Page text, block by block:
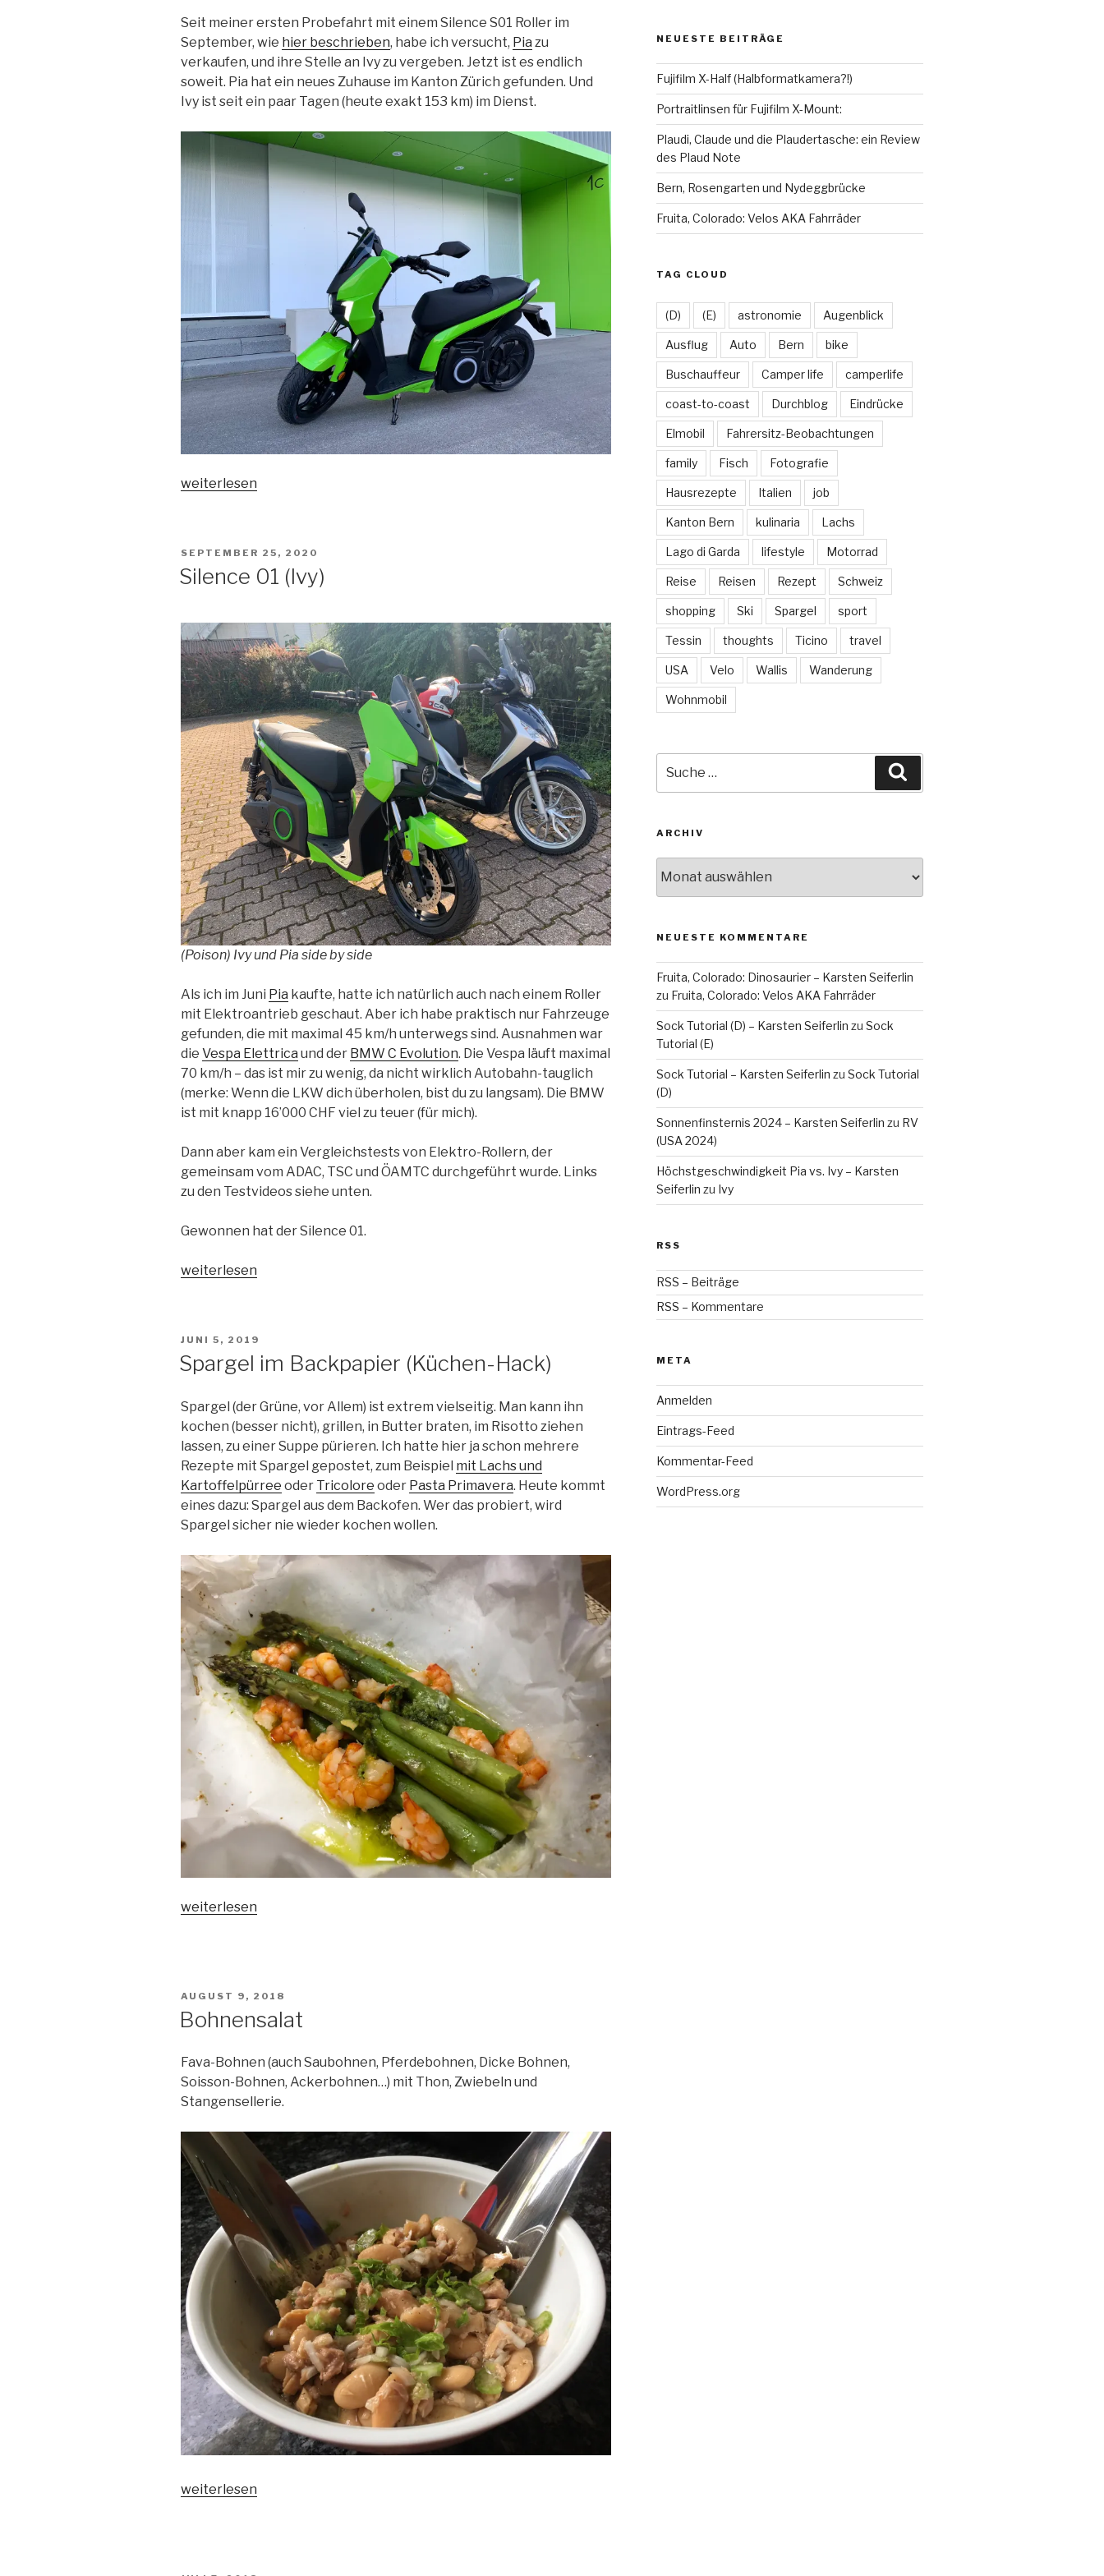
Seit meiner ersten Probefahrt mit einem Silence S01 Roller im
September, wie hier beschrieben, habe ich versucht, Pia zu
verkaufen, und ihre Stelle an Ivy zu vergeben. Jetzt ist es endlich
soweit. Pia hat ein neues Zuhause im Kanton Zürich gefunden. Und
Ivy ist seit ein paar Tagen (heute exakt 153 km) im Dienst.
„Ivy“
weiterlesen
VERÖFFENTLICHT
SEPTEMBER 25, 2020
Silence 01 (Ivy)
(Poison) Ivy und Pia side by side
Als ich im Juni Pia kaufte, hatte ich natürlich auch nach einem Roller
mit Elektroantrieb geschaut. Aber ich habe praktisch nur Fahrzeuge
gefunden, die mit maximal 45 km/h unterwegs sind. Ausnahmen war
die Vespa Elettrica und der BMW C Evolution. Die Vespa läuft maximal
70 km/h – das ist mir zu wenig, da nicht wirklich Autobahn-tauglich
(merke: Wenn die LKW dich überholen, bist du zu langsam). Die BMW
ist mit knapp 16’000 CHF viel zu teuer (für mich).
Dann aber kam ein Vergleichstests von Elektro-Rollern, der
gemeinsam vom ADAC, TSC und ÖAMTC durchgeführt wurde. Links
zu den Testvideos siehe unten.
Gewonnen hat der Silence 01.
„Silence
weiterlesen
VERÖFFENTLICHT
JUNI 5, 2019
Spargel im Backpapier (Küchen-Hack)
Spargel (der Grüne, vor Allem) ist extrem vielseitig. Man kann ihn
kochen (besser nicht), grillen, in Butter braten, im Risotto ziehen
lassen, zu einer Suppe pürieren. Ich hatte hier ja schon mehrere
Rezepte mit Spargel gepostet, zum Beispiel mit Lachs und
Kartoffelpürree oder Tricolore oder Pasta Primavera. Heute kommt
eines dazu: Spargel aus dem Backofen. Wer das probiert, wird
Spargel sicher nie wieder kochen wollen.
„Spargel
weiterlesen
VERÖFFENTLICHT
AUGUST 9, 2018
Bohnensalat
Fava-Bohnen (auch Saubohnen, Pferdebohnen, Dicke Bohnen,
Soisson-Bohnen, Ackerbohnen…) mit Thon, Zwiebeln und
Stangensellerie.
„Bohnensalat“
weiterlesen
Facebook
TwitterInstagram
LinkedIn
YouTube
Flickr
NEUESTE BEITRÄGE
Fujifilm X-Half (Halbformatkamera?!)
Portraitlinsen für Fujifilm X-Mount:
Plaudi, Claude und die Plaudertasche: ein Review
des Plaud Note
Bern, Rosengarten und Nydeggbrücke
Fruita, Colorado: Velos AKA Fahrräder
TAG CLOUD
(D) (E) astronomie Augenblick
Ausflug Auto Bern bike
Buschauffeur Camper life camperlife
coast-to-coast Durchblog Eindrücke
Elmobil Fahrersitz-Beobachtungen
family Fisch Fotografie
Hausrezepte Italien job
Kanton Bern kulinaria Lachs
Lago di Garda lifestyle Motorrad
Reise Reisen Rezept Schweiz
shopping Ski Spargel sport
Tessin thoughts Ticino travel
USA Velo Wallis Wanderung
Wohnmobil
nach:
ARCHIV
NEUESTE KOMMENTARE
Fruita, Colorado: Dinosaurier – Karsten Seiferlin
zu Fruita, Colorado: Velos AKA Fahrräder
Sock Tutorial (D) – Karsten Seiferlin zu Sock
Tutorial (E)
Sock Tutorial – Karsten Seiferlin zu Sock Tutorial
(D)
Sonnenfinsternis 2024 – Karsten Seiferlin zu RV
(USA 2024)
Höchstgeschwindigkeit Pia vs. Ivy – Karsten
Seiferlin zu Ivy
RSS
RSS – Beiträge
RSS – Kommentare
META
Anmelden
Eintrags-Feed
Kommentar-Feed
WordPress.org